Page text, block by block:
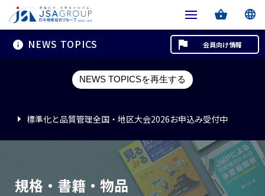
NEWS TOPICS
NEWS TOPICSを再生する
標準化と品質管理全国・地区大会2026お申込み受付中
標準化と品質管理全国・地区大会2026お申込み受付中
標準化と品質管理全国・地区大会2026お申込み受付中
会員向け情報
規格・書籍・物品